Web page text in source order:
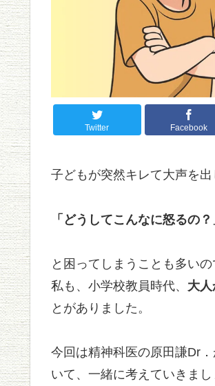
Twitter Facebook
子どもが突然キレて大声を
「どうしてこんなに怒るの？
と困ってしまうことも多いの
私も、小学校教員時代、 大
とがありました。
今回は精神科医の原田謙Dr
いて、一緒に考えていきまし